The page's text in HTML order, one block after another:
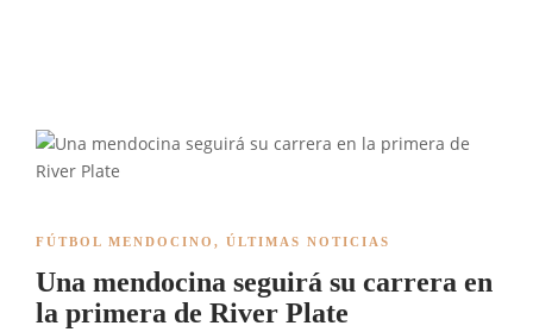
FÚTBOL MENDOCINO , ÚLTIMAS NOTICIAS
Una mendocina seguirá su carrera en
la primera de River Plate